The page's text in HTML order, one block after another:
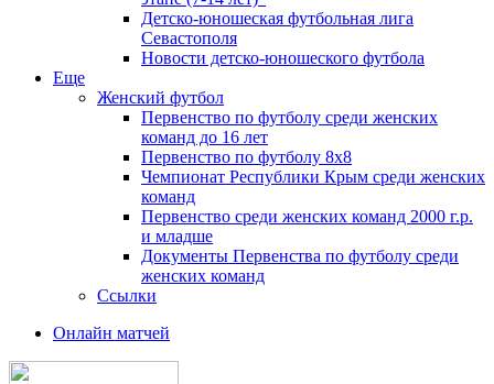
Детско-юношеская футбольная лига
Севастополя
Новости детско-юношеского футбола
Еще
Женский футбол
Первенство по футболу среди женских
команд до 16 лет
Первенство по футболу 8х8
Чемпионат Республики Крым среди женских
команд
Первенство среди женских команд 2000 г.р.
и младше
Документы Первенства по футболу среди
женских команд
Ссылки
Онлайн матчей